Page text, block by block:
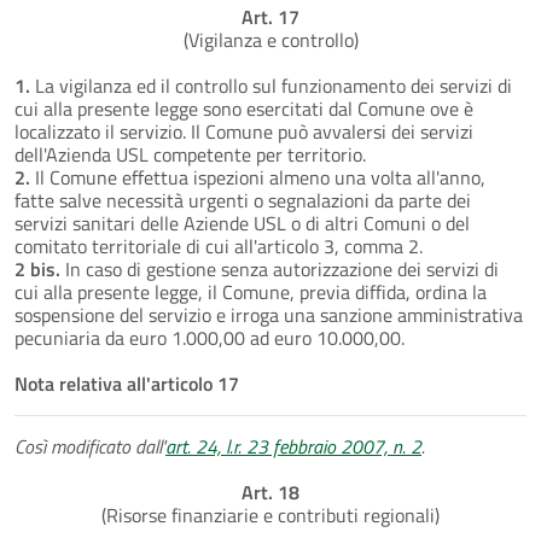
Art. 17
(Vigilanza e controllo)
1. La vigilanza ed il controllo sul funzionamento dei servizi di
cui alla presente legge sono esercitati dal Comune ove è
localizzato il servizio. Il Comune può avvalersi dei servizi
dell'Azienda USL competente per territorio.
2. Il Comune effettua ispezioni almeno una volta all'anno,
fatte salve necessità urgenti o segnalazioni da parte dei
servizi sanitari delle Aziende USL o di altri Comuni o del
comitato territoriale di cui all'articolo 3, comma 2.
2 bis. In caso di gestione senza autorizzazione dei servizi di
cui alla presente legge, il Comune, previa diffida, ordina la
sospensione del servizio e irroga una sanzione amministrativa
pecuniaria da euro 1.000,00 ad euro 10.000,00.
Nota relativa all'articolo 17
Così modificato dall'art. 24, l.r. 23 febbraio 2007, n. 2.
Art. 18
(Risorse finanziarie e contributi regionali)